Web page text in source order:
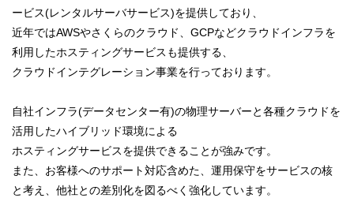
ービス(レンタルサーバサービス)を提供しており、
近年ではAWSやさくらのクラウド、GCPなどクラウドインフラを
利用したホスティングサービスも提供する、
クラウドインテグレーション事業を行っております。
自社インフラ(データセンター有)の物理サーバーと各種クラウドを
活用したハイブリッド環境による
ホスティングサービスを提供できることが強みです。
また、お客様へのサポート対応含めた、運用保守をサービスの核
と考え、他社との差別化を図るべく強化しています。